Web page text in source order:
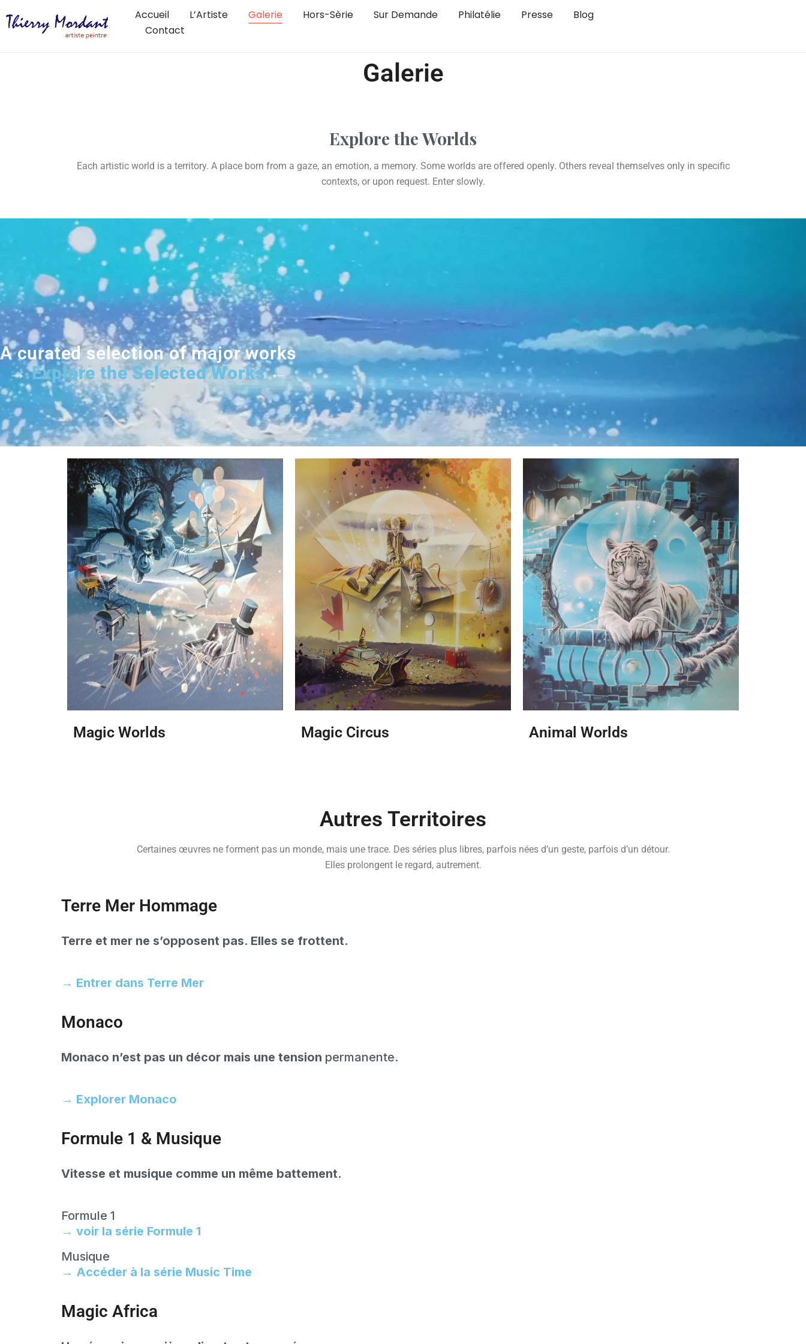
Accueil L’Artiste Galerie Hors-Sèrie Sur Demande Philatélie Presse
Blog
Contact
Galerie
Explore the Worlds
Each artistic world is a territory. A place born from a gaze, an emotion, a memory. Some worlds are offered openly. Others reveal themselves only in specific
contexts, or upon request. Enter slowly.
A curated selection of major works
→Explore the Selected Works ←
Magic Worlds Magic Circus Animal Worlds
Autres Territoires
Certaines œuvres ne forment pas un monde, mais une trace. Des séries plus libres, parfois nées d’un geste, parfois d’un détour.
Elles prolongent le regard, autrement.
Terre Mer Hommage
Terre et mer ne s’opposent pas. Elles se frottent.
→ Entrer dans Terre Mer
Monaco
Monaco n’est pas un décor mais une tension permanente.
→ Explorer Monaco
Formule 1 & Musique
Vitesse et musique comme un même battement.
Formule 1
→ voir la série Formule 1
Musique
→ Accéder à la série Music Time
Magic Africa